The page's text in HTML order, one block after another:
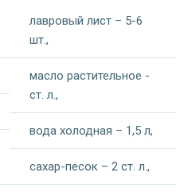
лавровый лист – 5-6
шт.,
масло растительное -
ст. л.,
вода холодная – 1,5 л,
сахар-песок – 2 ст. л.,